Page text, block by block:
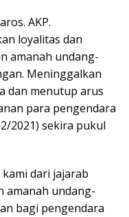
AKP.
loyalitas dan
amanah undang-
Meninggalkan
dan menutup arus
para pengendara
2021) sekira pukul
kami dari jajarab
amanah undang-
bagi pengendara